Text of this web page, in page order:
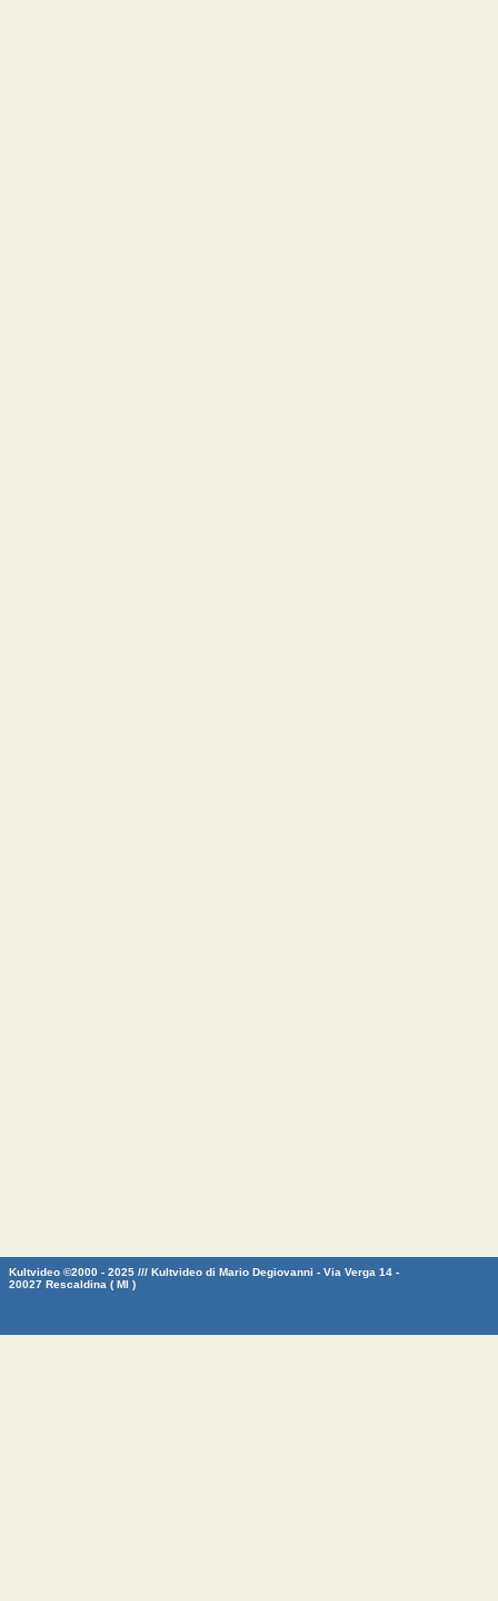
Kultvideo ©2000 - 2025 /// Kultvideo di Mario Degiovanni - Via Verga 14 -
20027 Rescaldina ( MI )